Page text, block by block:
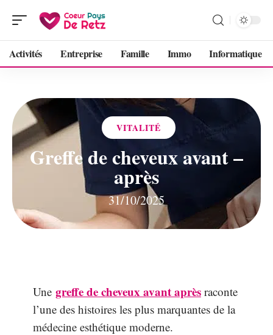
Activités Entreprise Famille Immo Informatique
VITALITÉ
Greffe de cheveux avant –
après
31/10/2025
Une greffe de cheveux avant après raconte
l’une des histoires les plus marquantes de la
médecine esthétique moderne.